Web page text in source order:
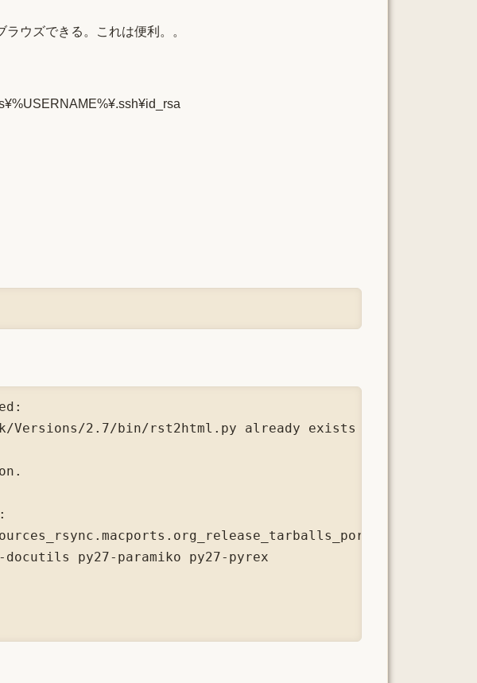
ウズできる。これは便利。。
Versions/2.7/bin/rst2html.py already exists and does
py27-paramiko py27-pyrex